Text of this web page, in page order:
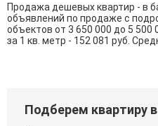
Продажа дешевых квартир - в
объявлений по продаже с
объектов от 3 650 000 до 5 500
за 1 кв. метр - 152 081 руб.
Подберем квартиру